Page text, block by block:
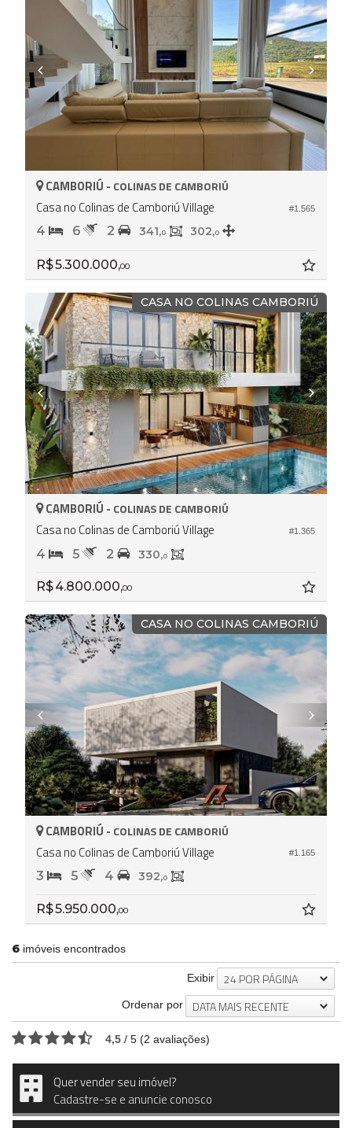
#1.565
CAMBORIÚ - COLINAS DE CAMBORIÚ
Casa no Colinas de Camboriú Village
4 6 2 341,0 302,0
R$ 5.300.000,00
CASA NO COLINAS CAMBORIÚ
#1.365
CAMBORIÚ - COLINAS DE CAMBORIÚ
Casa no Colinas de Camboriú Village
4 5 2 330,0
R$ 4.800.000,00
CASA NO COLINAS CAMBORIÚ
#1.165
CAMBORIÚ - COLINAS DE CAMBORIÚ
Casa no Colinas de Camboriú Village
3 5 4 392,0
R$ 5.950.000,00
6 imóveis encontrados
Exibir 24 POR PÁGINA
Ordenar por DATA MAIS RECENTE
4,5 / 5 (2 avaliações)
Quer vender seu imóvel?
Cadastre-se e anuncie conosco